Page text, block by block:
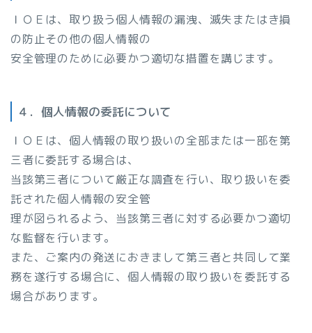
ＩＯＥは、取り扱う個人情報の漏洩、滅失またはき損
の防止その他の個人情報の
安全管理のために必要かつ適切な措置を講じます。
４．個人情報の委託について
ＩＯＥは、個人情報の取り扱いの全部または一部を第
三者に委託する場合は、
当該第三者について厳正な調査を行い、取り扱いを委
託された個人情報の安全管
理が図られるよう、当該第三者に対する必要かつ適切
な監督を行います。
また、ご案内の発送におきまして第三者と共同して業
務を遂行する場合に、個人情報の取り扱いを委託する
場合があります。